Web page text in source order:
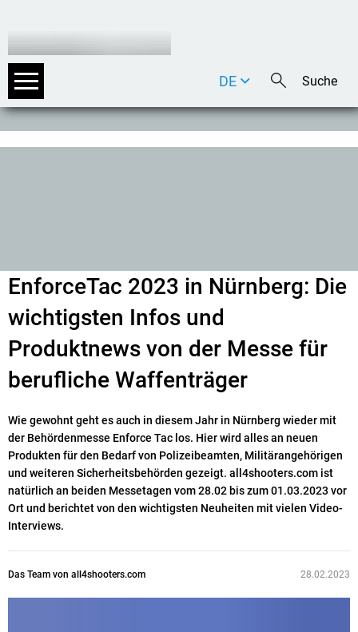
DE
EN
EnforceTac 2023 in Nürnberg: Die
wichtigsten Infos und
Produktnews von der Messe für
berufliche Waffenträger
Wie gewohnt geht es auch in diesem Jahr in Nürnberg wieder mit
der Behördenmesse Enforce Tac los. Hier wird alles an neuen
Produkten für den Bedarf von Polizeibeamten, Militärangehörigen
und weiteren Sicherheitsbehörden gezeigt. all4shooters.com ist
natürlich an beiden Messetagen vom 28.02 bis zum 01.03.2023 vor
Ort und berichtet von den wichtigsten Neuheiten mit vielen Video-
Interviews.
Das Team von all4shooters.com 28.02.2023